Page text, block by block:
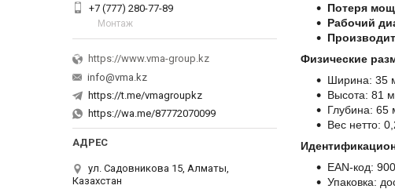
Потеря
Рабочий
Физические
Ширина: 35
Высота: 81
Глубина: 65
Вес нетто:
EAN-код:
Упаковка:
+7 (777) 280-77-89
Монтаж
https://www.vma-group.kz
info@vma.kz
https://t.me/vmagroupkz
https://wa.me/87772070099
ул. Садовникова 15, Алматы,
Казахстан